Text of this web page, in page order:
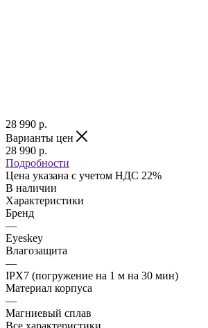
28 990 р.
Варианты цен
28 990 р.
Подробности
Цена указана с учетом НДС 22%
В наличии
Характеристики
Бренд
—
Eyeskey
Влагозащита
—
IPX7 (погружение на 1 м на 30 мин)
Материал корпуса
—
Магниевый сплав
Все характеристики